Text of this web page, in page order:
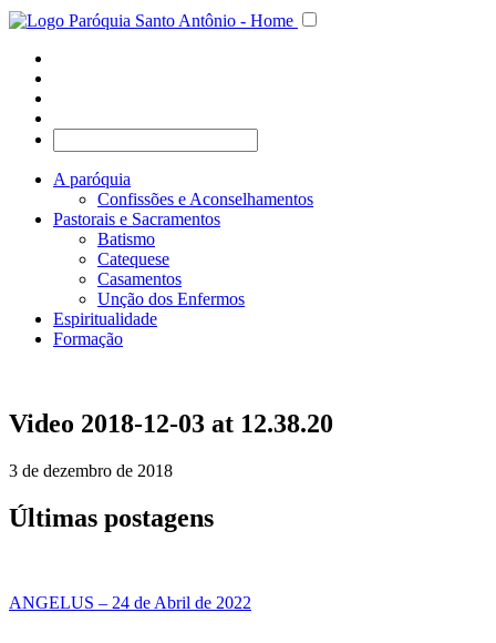
A paróquia
Confissões e Aconselhamentos
Pastorais e Sacramentos
Batismo
Catequese
Casamentos
Unção dos Enfermos
Espiritualidade
Formação
Video 2018-12-03 at 12.38.20
3 de dezembro de 2018
Últimas postagens
ANGELUS – 24 de Abril de 2022